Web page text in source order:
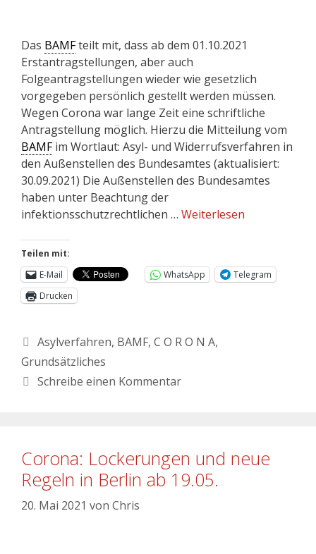
Das BAMFteilt mit, dass ab dem 01.10.2021
Erstantragstellungen, aber auch
Folgeantragstellungen wieder wie gesetzlich
vorgegeben persönlich gestellt werden müssen.
Wegen Corona war lange Zeit eine schriftliche
Antragstellung möglich. Hierzu die Mitteilung vom
BAMFim Wortlaut: Asyl- und Widerrufsverfahren in
den Außenstellen des Bundesamtes (aktualisiert:
30.09.2021) Die Außenstellen des Bundesamtes
haben unter Beachtung der
infektionsschutzrechtlichen … Weiterlesen
Teilen mit:
E-Mail
WhatsApp
Telegram
Drucken
Asylverfahren, BAMF, C O R O N A,
Grundsätzliches
Schreibe einen Kommentar
Corona: Lockerungen und neue
Regeln in Berlin ab 19.05.
20. Mai 2021 von Chris